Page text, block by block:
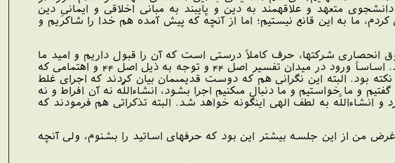
متعهد و علاقه‏مند به دين و پايبند به مبانى اخلاقى و ايمانىِ دين
ما به اين قانع نيستيم؛ اما از آنچه كه پيش آمده هم خدا را شاكريم و
انحصارى شركتها، حرف كاملاً درستى است كه آن را قبول داريم و اميد ما
اين است كه با اجراى سياستهاى اصل 44 - كه سال گذشته ابلاغ شد - اين گره باز بشود. اساساً ورود در ميدان تفسير اصل 44 و توجه به ذيل اصل 44 و اهتمامى كه
بود. البته اين نگرانى هم كه دوست قديمى‏مان بيان كردند كه اجراى غلط
و ما خواستيم و ما دنبال مى‏كنيم اجرا بشود، ان‏شاءاللَّه نه آن افراط و نه
ان‏شاءاللَّه به لطف الهى اينگونه خواهد شد. البته تذكراتى هم فرمودند كه
من از اين جلسه بيشتر اين بود كه حرفهاى اساتيد را بشنوم، ولى آنچه